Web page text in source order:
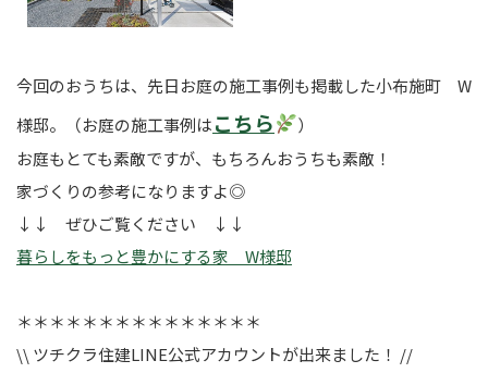
今回のおうちは、先日お庭の施工事例も掲載した小布施町 W
様邸。（お庭の施工事例はこちら
）
お庭もとても素敵ですが、もちろんおうちも素敵！
家づくりの参考になりますよ◎
↓↓ ぜひご覧ください ↓↓
暮らしをもっと豊かにする家 W様邸
＊＊＊＊＊＊＊＊＊＊＊＊＊＊＊
\\ ツチクラ住建LINE公式アカウントが出来ました！ //